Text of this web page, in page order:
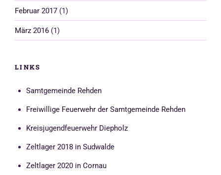
Februar 2017 (1)
März 2016 (1)
LINKS
Samtgemeinde Rehden
Freiwillige Feuerwehr der Samtgemeinde Rehden
Kreisjugendfeuerwehr Diepholz
Zeltlager 2018 in Sudwalde
Zeltlager 2020 in Cornau